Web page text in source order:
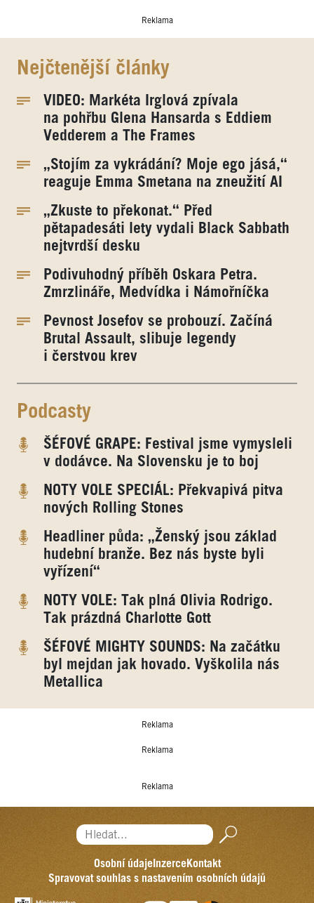
Reklama
Nejčtenější články
VIDEO: Markéta Irglová zpívala
na pohřbu Glena Hansarda s Eddiem
Vedderem a The Frames
„Stojím za vykrádání? Moje ego jásá,“
reaguje Emma Smetana na zneužití AI
„Zkuste to překonat.“ Před
pětapadesáti lety vydali Black Sabbath
nejtvrdší desku
Podivuhodný příběh Oskara Petra.
Zmrzlináře, Medvídka i Námořníčka
Pevnost Josefov se probouzí. Začíná
Brutal Assault, slibuje legendy
i čerstvou krev
Podcasty
ŠÉFOVÉ GRAPE: Festival jsme vymysleli
v dodávce. Na Slovensku je to boj
NOTY VOLE SPECIÁL: Překvapivá pitva
nových Rolling Stones
Headliner půda: „Ženský jsou základ
hudební branže. Bez nás byste byli
vyřízení“
NOTY VOLE: Tak plná Olivia Rodrigo.
Tak prázdná Charlotte Gott
ŠÉFOVÉ MIGHTY SOUNDS: Na začátku
byl mejdan jak hovado. Vyškolila nás
Metallica
Reklama
Reklama
Reklama
Hledat...
Osobní údajeInzerceKontakt
Spravovat souhlas s nastavením osobních údajů